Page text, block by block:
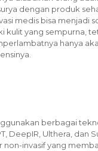
dengan produk
medis bisa menjadi
kulit yang sempurna,
hanya
berbagai
DeepIR, Ulthera, dan
non-invasif yang